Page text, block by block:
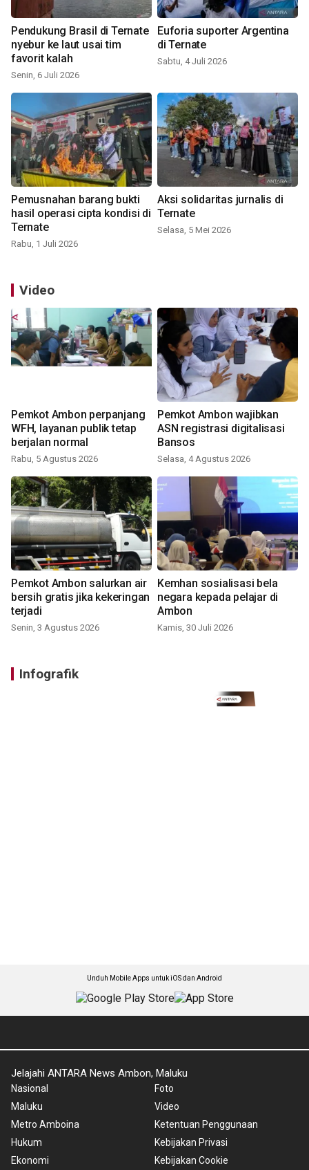
Pendukung Brasil di Ternate
nyebur ke laut usai tim
favorit kalah
Senin, 6 Juli 2026
Euforia suporter Argentina
di Ternate
Sabtu, 4 Juli 2026
Pemusnahan barang bukti
hasil operasi cipta kondisi di
Ternate
Rabu, 1 Juli 2026
Aksi solidaritas jurnalis di
Ternate
Selasa, 5 Mei 2026
Video
Pemkot Ambon perpanjang
WFH, layanan publik tetap
berjalan normal
Rabu, 5 Agustus 2026
Pemkot Ambon wajibkan
ASN registrasi digitalisasi
Bansos
Selasa, 4 Agustus 2026
Pemkot Ambon salurkan air
bersih gratis jika kekeringan
terjadi
Senin, 3 Agustus 2026
Kemhan sosialisasi bela
negara kepada pelajar di
Ambon
Kamis, 30 Juli 2026
Infografik
Unduh Mobile Apps untuk iOS dan Android
Jelajahi ANTARA News Ambon, Maluku
Nasional
Maluku
Metro Amboina
Hukum
Ekonomi
Foto
Video
Ketentuan Penggunaan
Kebijakan Privasi
Kebijakan Cookie